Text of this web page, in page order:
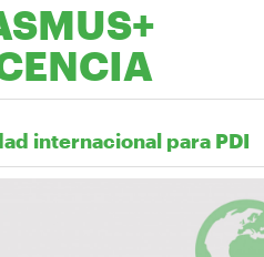
internacional para PDI